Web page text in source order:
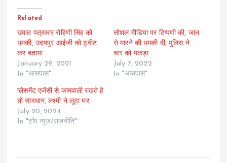
Related
ख्यात पत्रकार रोहिणी सिंह को
धमकी, उदयपुर आईजी को ट्वीट
कर बताया
January 29, 2021
In "आसपास"
सोशल मीडिया पर टिप्पणी की, जान
से मारने की धमकी दी, पुलिस ने
चार को पकड़ा
July 7, 2022
In "आसपास"
प्लेसमेंट एजेंसी से कामवाली रखते है
तो सावधान, लक्ष्मी ने लूटा घर
July 20, 2024
In "टॉप न्यूज/राजनीति"